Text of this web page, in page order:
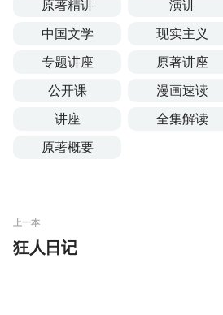
原著精讲
演讲
中国文学
现实主义
专题讲座
原著讲座
公开课
漫画速读
讲座
全集解读
原著概要
上一本
狂人日记